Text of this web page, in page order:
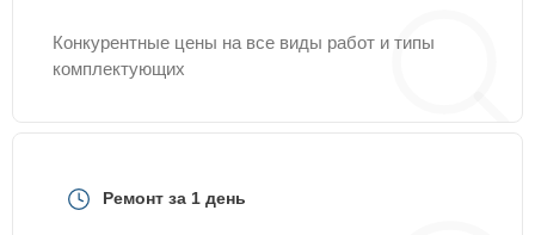
Конкурентные цены на все виды работ и типы
комплектующих
Ремонт за 1 день